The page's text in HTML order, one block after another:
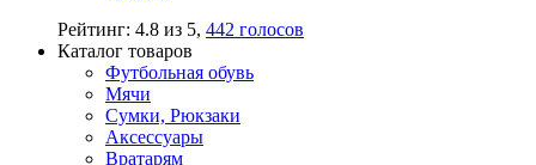
Рейтинг: 4.8 из 5, 442 голосов
Каталог товаров
Футбольная обувь
Мячи
Сумки, Рюкзаки
Аксессуары
Вратарям